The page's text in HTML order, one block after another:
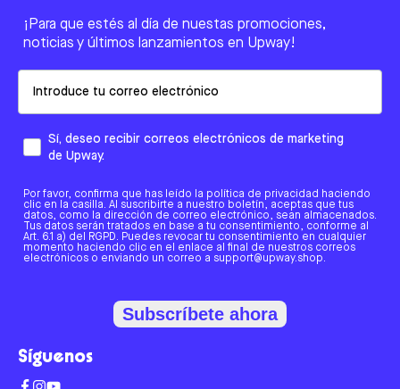
¡Para que estés al día de nuestas promociones,
noticias y últimos lanzamientos en Upway!
Sí, deseo recibir correos electrónicos de marketing
de Upway.
Por favor, confirma que has leído la política de privacidad haciendo
clic en la casilla. Al suscribirte a nuestro boletín, aceptas que tus
datos, como la dirección de correo electrónico, sean almacenados.
Tus datos serán tratados en base a tu consentimiento, conforme al
Art. 6.1 a) del RGPD. Puedes revocar tu consentimiento en cualquier
momento haciendo clic en el enlace al final de nuestros correos
electrónicos o enviando un correo a support@upway.shop.
Subscríbete ahora
Síguenos